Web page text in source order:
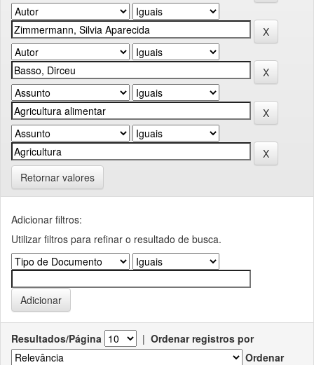
Retornar valores
Adicionar filtros:
Utilizar filtros para refinar o resultado de busca.
Resultados/Página | Ordenar registros por
Ordenar